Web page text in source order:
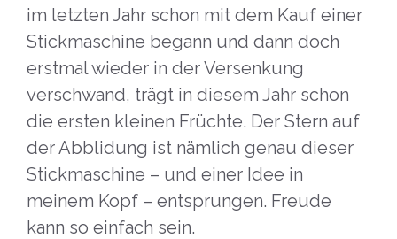
im letzten Jahr schon mit dem Kauf einer
Stickmaschine begann und dann doch
erstmal wieder in der Versenkung
verschwand, trägt in diesem Jahr schon
die ersten kleinen Früchte. Der Stern auf
der Abblidung ist nämlich genau dieser
Stickmaschine – und einer Idee in
meinem Kopf – entsprungen. Freude
kann so einfach sein.